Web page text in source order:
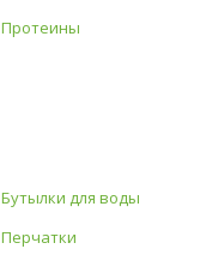
Протеины
Бутылки для воды
Перчатки